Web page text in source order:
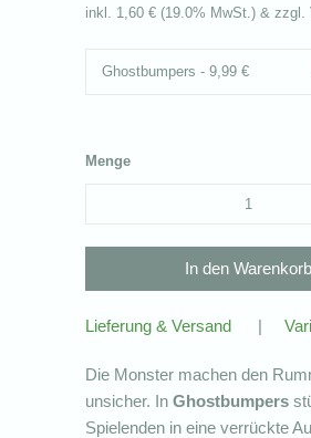
inkl. 1,60 € (19.0% MwSt.) & zzgl.
Menge
Lieferung & Versand |
Die Monster machen den
unsicher. InGhostbumpers
Spielenden in eine verrückte